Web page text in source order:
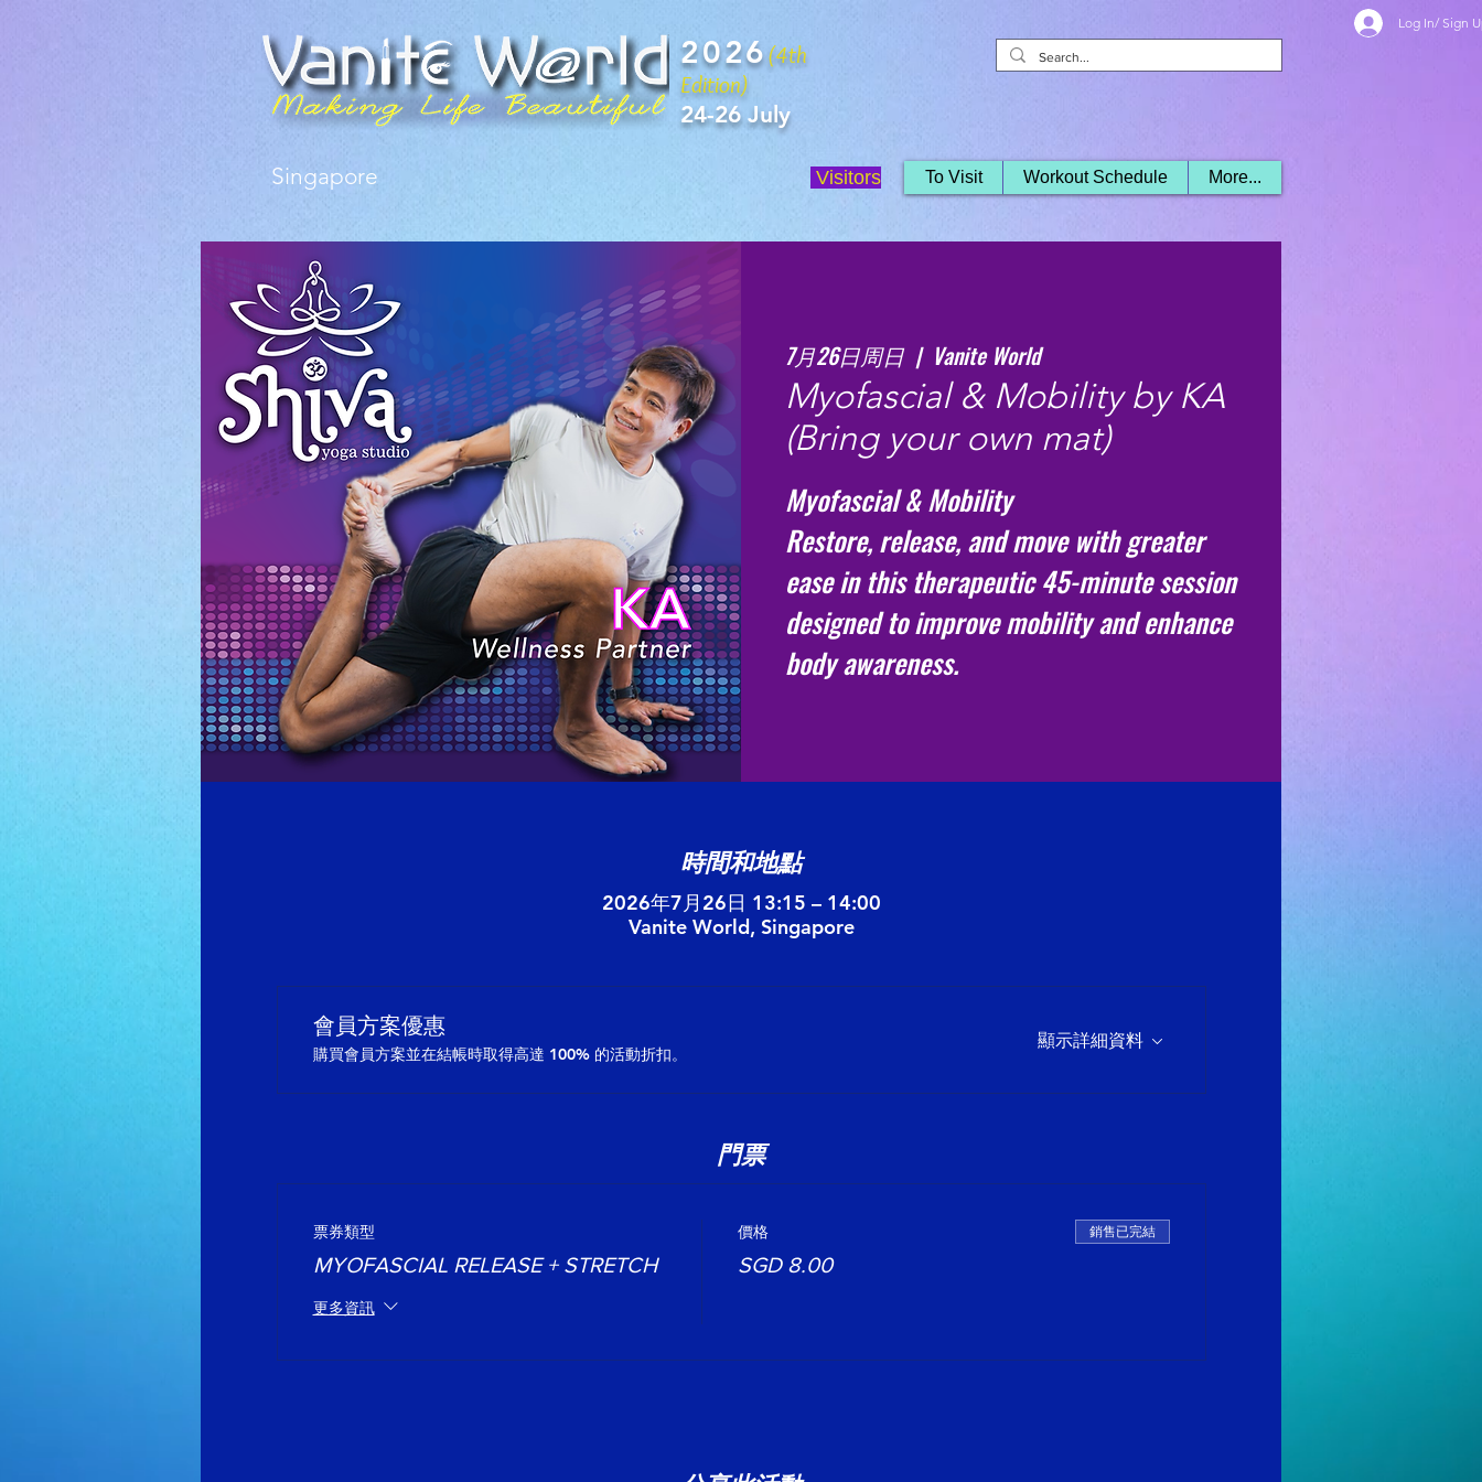
Singapore
2026(4th
Edition)
24-26 July
Log In/ Sign
Visitors To Visit Workout Schedule More...
7月26日周日
  |
Vanite World
Myofascial & Mobility by KA
(Bring your own mat)
Myofascial & Mobility
Restore, release, and move with greater
ease in this therapeutic 45-minute session
designed to improve mobility and enhance
body awareness.
時間和地點
2026年7月26日 13:15 – 14:00
Vanite World, Singapore
會員方案優惠
購買會員方案並在結帳時取得高達 100% 的活動折扣。
顯示詳細資料
門票
票券類型
MYOFASCIAL RELEASE + STRETCH
更多資訊
價格
SGD 8.00
銷售已完結